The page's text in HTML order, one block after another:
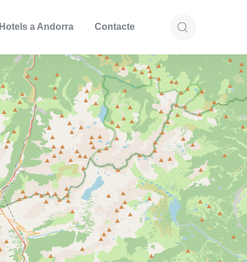
Hotels a Andorra Contacte